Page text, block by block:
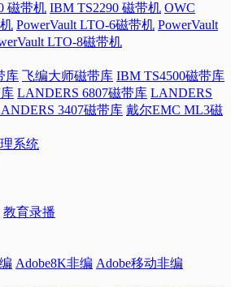
磁带机 IBM TS2290 磁带机 OWC
PowerVault LTO-6磁带机 PowerVault
LTO-8磁带机
库 飞编大师磁带库 IBM TS4500磁带库
LANDERS 6807磁带库 LANDERS
3407磁带库 戴尔EMC ML3磁
系统
教育录播
Adobe8K非编 Adobe移动非编